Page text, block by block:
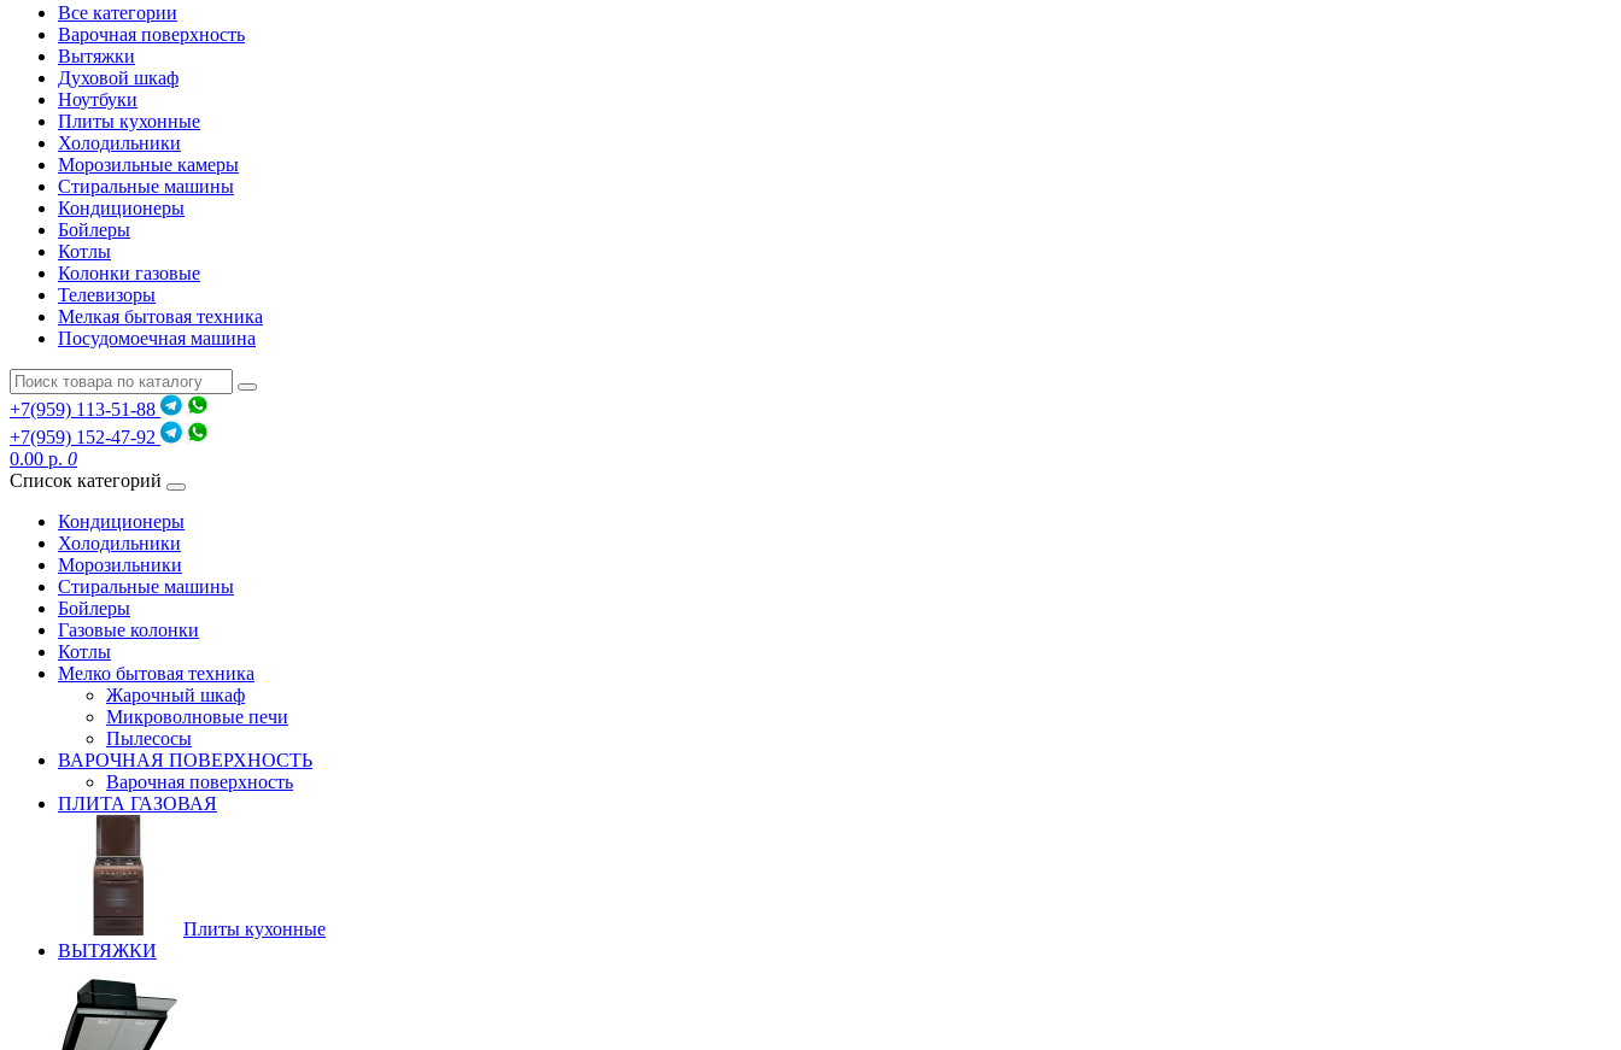
Все категории
Варочная поверхность
Вытяжки
Духовой шкаф
Ноутбуки
Плиты кухонные
Холодильники
Морозильные камеры
Стиральные машины
Кондиционеры
Бойлеры
Котлы
Колонки газовые
Телевизоры
Мелкая бытовая техника
Посудомоечная машина
+7(959) 113-51-88
+7(959) 152-47-92
0.00 р. 0
Список категорий
Кондиционеры
Холодильники
Морозильники
Стиральные машины
Бойлеры
Газовые колонки
Котлы
Мелко бытовая техника
Жарочный шкаф
Микроволновые печи
Пылесосы
ВАРОЧНАЯ ПОВЕРХНОСТЬ
Варочная поверхность
ПЛИТА ГАЗОВАЯ
Плиты кухонные
ВЫТЯЖКИ